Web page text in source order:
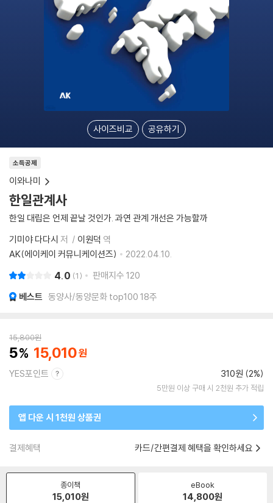
사이즈비교 공유하기
소득공제
이와나미
한일관계사
한일 대립은 언제 끝날 것인가. 과연 관계 개선은 가능할까
기미야 다다시 저 이원덕 역
AK(에이케이 커뮤니케이션즈)
2022.04.10.
4.0 1 판매지수 120
베스트 동양사/동양문화 top100 18주
15,800원
5 15,010
YES포인트 310원 (2%)
5만원 이상 구매 시 2천원 추가 적립
앱 다운 시 1천원 상품권
결제혜택 카드/간편결제 혜택을 확인하세요
종이책
15,010원
eBook
14,800원